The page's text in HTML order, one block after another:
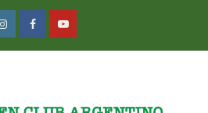
Instagram
FacebookYoutube